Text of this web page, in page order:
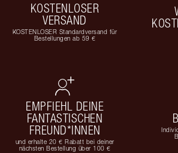
KOSTENLOSER
VERSAND
KOSTENLOSER Standardversand für
Bestellungen ab 59 €
EMPFIEHL DEINE
FANTASTISCHEN
FREUND*INNEN
und erhalte 20 € Rabatt bei deiner
nächsten Bestellung über 100 €